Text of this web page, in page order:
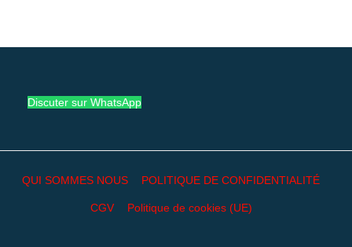
Discuter sur WhatsApp
QUI SOMMES NOUS POLITIQUE DE CONFIDENTIALITÉ
CGV Politique de cookies (UE)